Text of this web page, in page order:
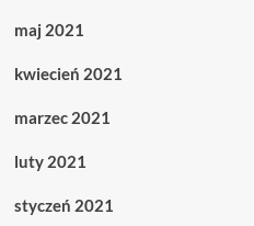
maj 2021
kwiecień 2021
marzec 2021
luty 2021
styczeń 2021